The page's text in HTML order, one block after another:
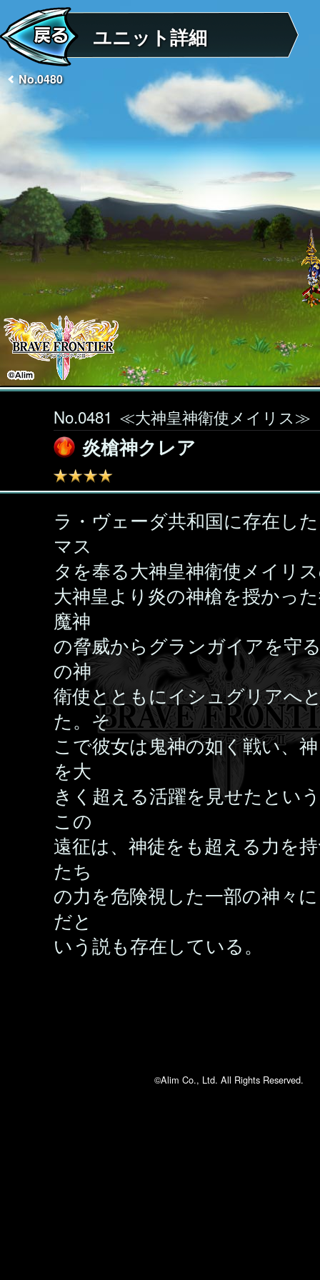
ユニット詳細
No.0480
No.0481 ≪大神皇神衛使メイリス≫
炎槍神クレア
ラ・ヴェーダ共和国に存在し
マス
タを奉る大神皇神衛使メイリ
大神皇より炎の神槍を授かっ
魔神
の脅威からグランガイアを守
の神
衛使とともにイシュグリアへ
た。そ
こで彼女は鬼神の如く戦い、
を大
きく超える活躍を見せたとい
この
遠征は、神徒をも超える力を
たち
の力を危険視した一部の神々
だと
いう説も存在している。
©Alim Co., Ltd. All Rights Reserved.